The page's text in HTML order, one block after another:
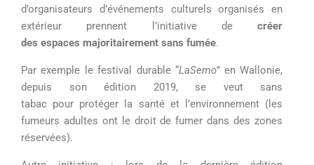
d’organisateurs d’événements culturels organisés en
extérieur prennent l’initiative de créer
des espaces majoritairement sans fumée.
Par exemple le festival durable “LaSemo”en Wallonie,
depuis son édition 2019, se veut sans
tabac pour protéger la santé et l’environnement (les
fumeurs adultes ont le droit de fumer dans des zones
réservées).